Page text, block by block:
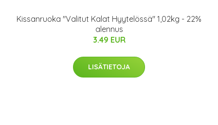
Kissanruoka "Valitut Kalat Hyytelössä" 1,02kg - 22%
alennus
3.49 EUR
LISÄTIETOJA